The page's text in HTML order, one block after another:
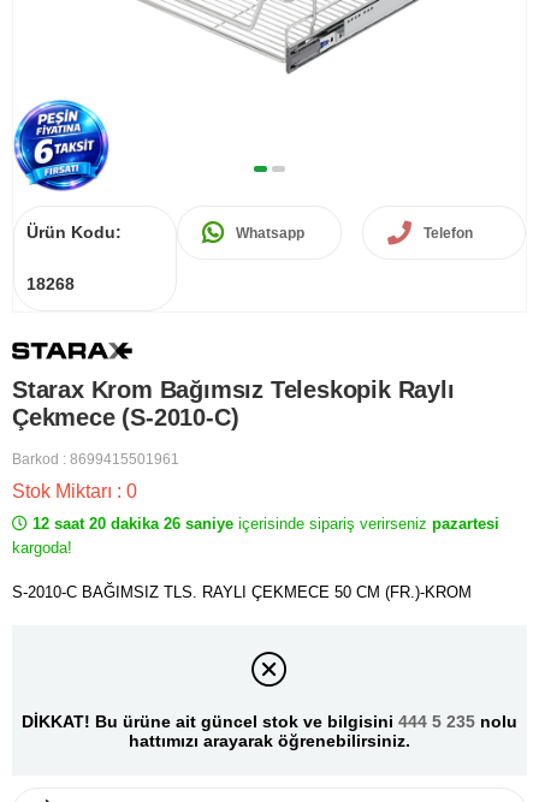
Ürün Kodu:
18268
Whatsapp Telefon
Starax Krom Bağımsız Teleskopik Raylı
Çekmece (S-2010-C)
Barkod : 8699415501961
Stok Miktarı : 0
12 saat 20 dakika 26 saniye içerisinde sipariş verirseniz pazartesi
kargoda!
S-2010-C BAĞIMSIZ TLS. RAYLI ÇEKMECE 50 CM (FR.)-KROM
DİKKAT! Bu ürüne ait güncel stok ve bilgisini 444 5 235 nolu
hattımızı arayarak öğrenebilirsiniz.